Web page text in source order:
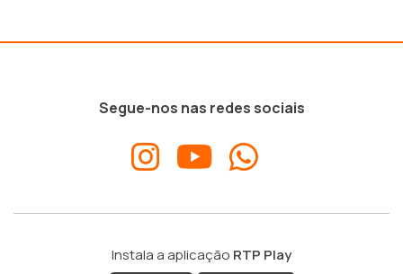
Segue-nos nas redes sociais
Instala a aplicação RTP Play